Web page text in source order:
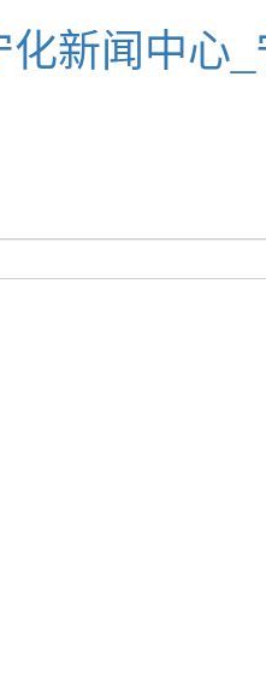
新闻中心